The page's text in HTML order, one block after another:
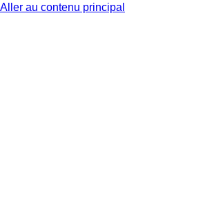
Aller au contenu principal